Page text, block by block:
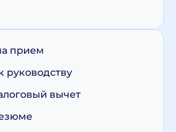
прием
руководству
вычет